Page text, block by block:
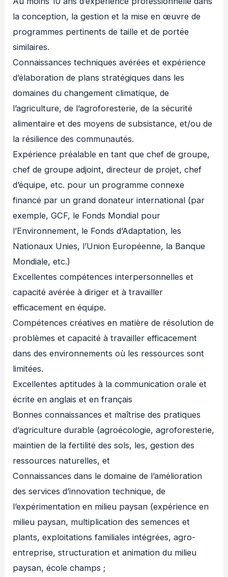
la conception, la gestion et la mise en œuvre de
programmes pertinents de taille et de portée
similaires.
Connaissances techniques avérées et expérience
d’élaboration de plans stratégiques dans les
domaines du changement climatique, de
l’agriculture, de l’agroforesterie, de la sécurité
alimentaire et des moyens de subsistance, et/ou de
la résilience des communautés.
Expérience préalable en tant que chef de groupe,
chef de groupe adjoint, directeur de projet, chef
d’équipe, etc. pour un programme connexe
financé par un grand donateur international (par
exemple, GCF, le Fonds Mondial pour
l’Environnement, le Fonds d’Adaptation, les
Nationaux Unies, l’Union Européenne, la Banque
Mondiale, etc.)
Excellentes compétences interpersonnelles et
capacité avérée à diriger et à travailler
efficacement en équipe.
Compétences créatives en matière de résolution de
problèmes et capacité à travailler efficacement
dans des environnements où les ressources sont
limitées.
Excellentes aptitudes à la communication orale et
écrite en anglais et en français
Bonnes connaissances et maîtrise des pratiques
d’agriculture durable (agroécologie, agroforesterie,
maintien de la fertilité des sols, les, gestion des
ressources naturelles, et
Connaissances dans le domaine de l’amélioration
des services d’innovation technique, de
l’expérimentation en milieu paysan (expérience en
milieu paysan, multiplication des semences et
plants, exploitations familiales intégrées, agro-
entreprise, structuration et animation du milieu
paysan, école champs ;